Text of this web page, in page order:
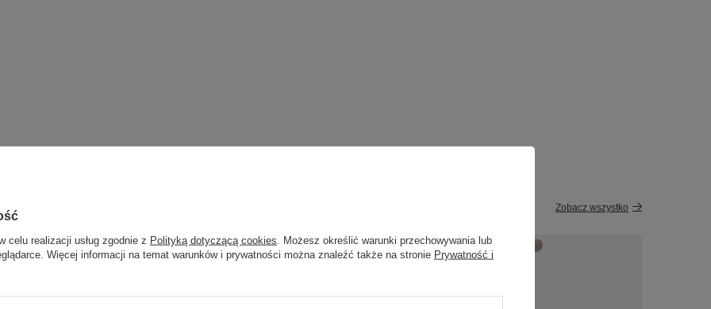
Zobacz wszystko
celu realizacji usług zgodnie z Polityką dotyczącą cookies . Możesz określić warunki przechowywania lub
Więcej informacji na temat warunków i prywatności można znaleźć także na stronie Prywatność i